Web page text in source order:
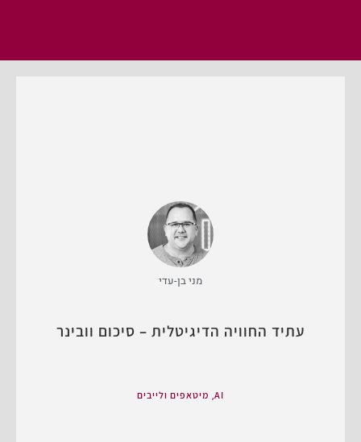
מני בן-עדי
עתיד החוויה הדיגיטלית – סיכום וובינר
AI
, מיטאפים ולייבים